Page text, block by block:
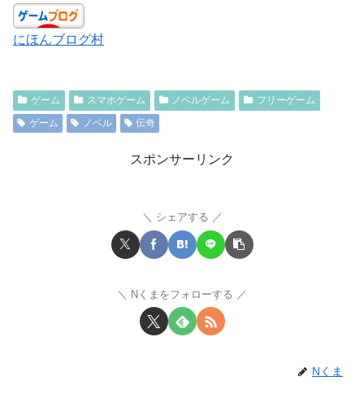
にほんブログ村
ゲーム スマホゲーム ノベルゲーム
フリーゲーム
ゲーム
ノベル 伝奇
スポンサーリンク
シェアする
Nくまをフォローする
Nくま